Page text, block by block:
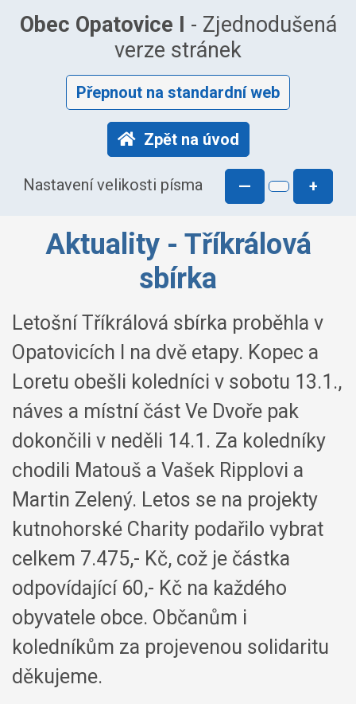
Obec Opatovice I - Zjednodušená
verze stránek
Přepnout na standardní web
Zpět na úvod
Nastavení velikosti písma — +
Aktuality - Tříkrálová
sbírka
Letošní Tříkrálová sbírka proběhla v
Opatovicích I na dvě etapy. Kopec a
Loretu obešli koledníci v sobotu 13.1.,
náves a místní část Ve Dvoře pak
dokončili v neděli 14.1. Za koledníky
chodili Matouš a Vašek Ripplovi a
Martin Zelený. Letos se na projekty
kutnohorské Charity podařilo vybrat
celkem 7.475,- Kč, což je částka
odpovídající 60,- Kč na každého
obyvatele obce. Občanům i
koledníkům za projevenou solidaritu
děkujeme.